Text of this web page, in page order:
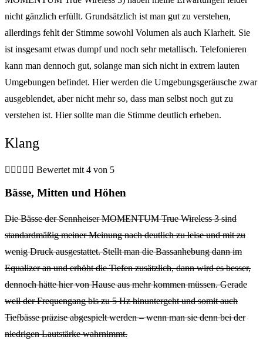
nicht gänzlich erfüllt. Grundsätzlich ist man gut zu verstehen,
allerdings fehlt der Stimme sowohl Volumen als auch Klarheit. Sie
ist insgesamt etwas dumpf und noch sehr metallisch. Telefonieren
kann man dennoch gut, solange man sich nicht in extrem lauten
Umgebungen befindet. Hier werden die Umgebungsgeräusche zwar
ausgeblendet, aber nicht mehr so, dass man selbst noch gut zu
verstehen ist. Hier sollte man die Stimme deutlich erheben.
Klang
     Bewertet mit 4 von 5
Bässe, Mitten und Höhen
Die Bässe der Sennheiser MOMENTUM True Wireless 3 sind
standardmäßig meiner Meinung nach deutlich zu leise und mit zu
wenig Druck ausgestattet. Stellt man die Bassanhebung dann im
Equalizer an und erhöht die Tiefen zusätzlich, dann wird es besser,
dennoch hätte hier von Hause aus mehr kommen müssen. Gerade
weil der Frequengang bis zu 5 Hz hinuntergeht und somit auch
Tiefbässe präzise abgespielt werden – wenn man sie denn bei der
niedrigen Lautstärke wahrnimmt.